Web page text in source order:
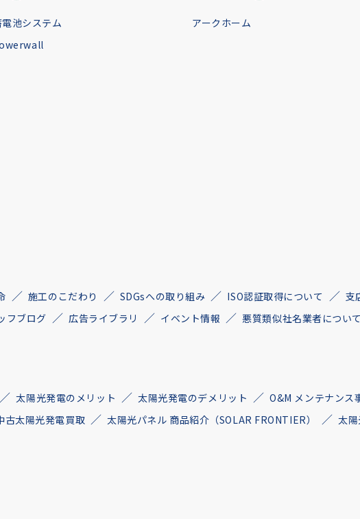
池システム
アークホーム
施工のこだわり SDGsへの取り組み ISO認証取得について 支
フブログ 広告ライブラリ イベント情報 悪質類似社名業者について
太陽光発電のメリット 太陽光発電のデメリット O&M メンテナンス
古太陽光発電買取 太陽光パネル 商品紹介（SOLAR FRONTIER）
太